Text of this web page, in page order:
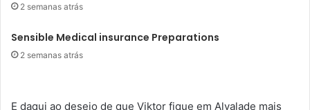
2 semanas atrás
Sensible Medical insurance Preparations
2 semanas atrás
E daqui ao desejo de que Viktor fique em Alvalade mais